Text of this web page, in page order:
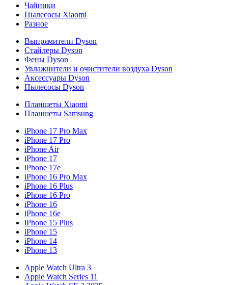
Чайники
Пылесосы Xiaomi
Разное
Выпрямители Dyson
Стайлеры Dyson
Фены Dyson
Увлажнители и очистители воздуха Dyson
Аксессуары Dyson
Пылесосы Dyson
Планшеты Xiaomi
Планшеты Samsung
iPhone 17 Pro Max
iPhone 17 Pro
iPhone Air
iPhone 17
iPhone 17e
iPhone 16 Pro Max
iPhone 16 Plus
iPhone 16 Pro
iPhone 16
iPhone 16e
iPhone 15 Plus
iPhone 15
iPhone 14
iPhone 13
Apple Watch Ultra 3
Apple Watch Series 11